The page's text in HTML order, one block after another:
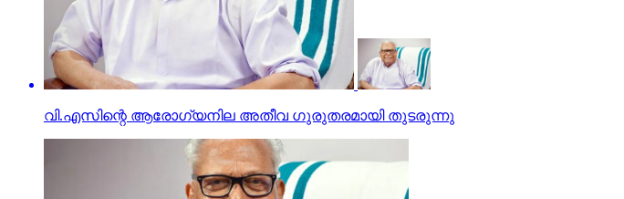
വി.എസിന്റെ ആരോഗ്യനില അതീവ ഗുരുതരമായി തുടരുന്നു